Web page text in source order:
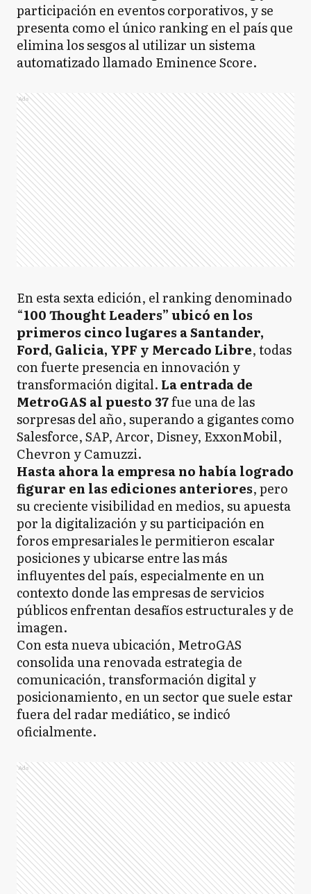
participación en eventos corporativos, y se
presenta como el único ranking en el país que
elimina los sesgos al utilizar un sistema
automatizado llamado Eminence Score.
Ads
En esta sexta edición, el ranking denominado
“100 Thought Leaders” ubicó en los
primeros cinco lugares a Santander,
Ford, Galicia, YPF y Mercado Libre, todas
con fuerte presencia en innovación y
transformación digital. La entrada de
MetroGAS al puesto 37fue una de las
sorpresas del año, superando a gigantes como
Salesforce, SAP, Arcor, Disney, ExxonMobil,
Chevron y Camuzzi.
Hasta ahora la empresa no había logrado
figurar en las ediciones anteriores, pero
su creciente visibilidad en medios, su apuesta
por la digitalización y su participación en
foros empresariales le permitieron escalar
posiciones y ubicarse entre las más
influyentes del país, especialmente en un
contexto donde las empresas de servicios
públicos enfrentan desafíos estructurales y de
imagen.
Con esta nueva ubicación, MetroGAS
consolida una renovada estrategia de
comunicación, transformación digital y
posicionamiento, en un sector que suele estar
fuera del radar mediático, se indicó
oficialmente.
Ads